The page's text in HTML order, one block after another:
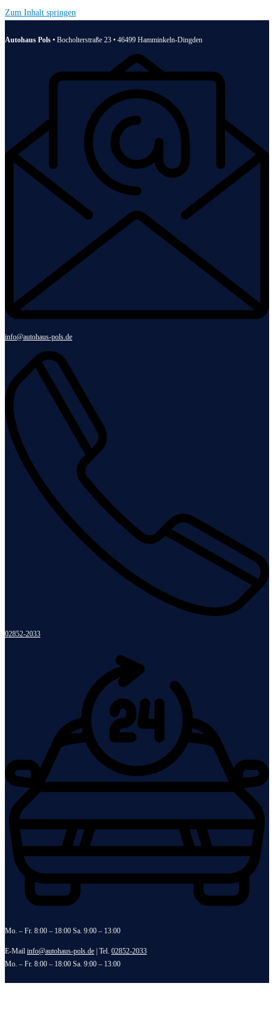
Zum Inhalt springen
Autohaus Pols • Bocholterstraße 23 • 46499 Hamminkeln-Dingden
info@autohaus-pols.de
02852-2033
Mo. – Fr. 8:00 – 18:00 Sa. 9:00 – 13:00
E-Mail info@autohaus-pols.de | Tel. 02852-2033
Mo. – Fr. 8:00 – 18:00 Sa. 9:00 – 13:00